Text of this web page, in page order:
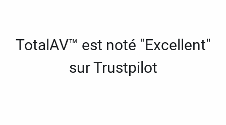
TotalAV™ est noté "Excellent"
sur Trustpilot